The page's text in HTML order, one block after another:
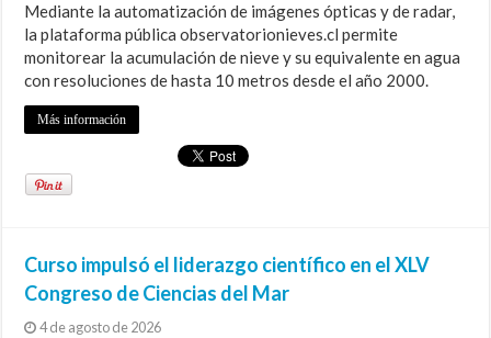
Mediante la automatización de imágenes ópticas y de radar,
la plataforma pública observatorionieves.cl permite
monitorear la acumulación de nieve y su equivalente en agua
con resoluciones de hasta 10 metros desde el año 2000.
Más información
Curso impulsó el liderazgo científico en el XLV
Congreso de Ciencias del Mar
4 de agosto de 2026